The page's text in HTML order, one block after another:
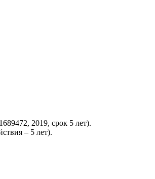
2019, срок 5 лет).
– 5 лет).